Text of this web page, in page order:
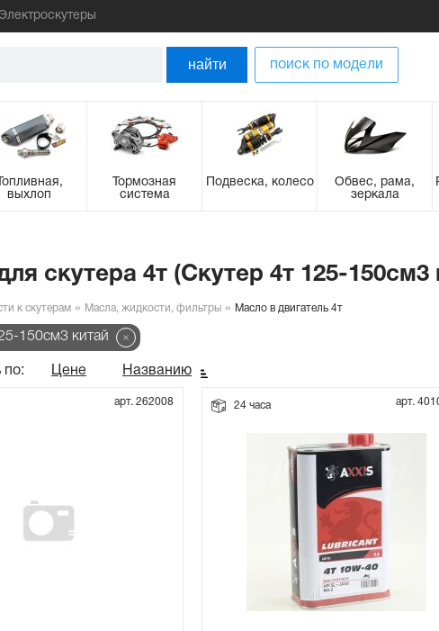
Электроскутеры
найти поиск по модели
выхлоп
Тормозная
система
Подвеска, колесо
Обвес, рама,
зеркала
скутера 4т (Скутер 4т 125-150см3
к скутерам Масла, жидкости, фильтры Масло в двигатель 4т
150см3 китай
по: Цене Названию
арт. 262008 24 часа арт.